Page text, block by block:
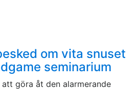
om vita snuset
seminarium
göra åt den alarmerande